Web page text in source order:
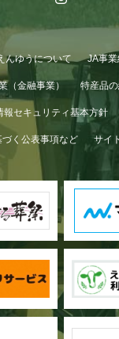
んゆうについて JA事
（金融事業） 特産品
報セキュリティ基本方針
く公表事項など サイ